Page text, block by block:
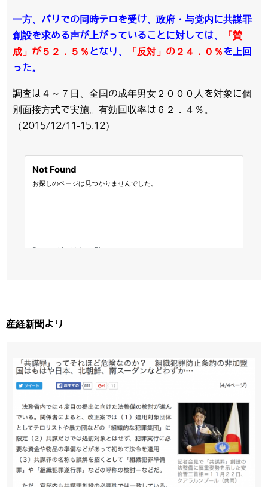
一方、パリでの同時テロを受け、政府・与党内に共謀罪
創設を求める声が上がっていることに対しては、
「賛
成」が５２．５％ となり、 「反対」の２４．０％ を上回
った。
調査は４～７日、全国の成年男女２０００人を対象に個
別面接方式で実施。有効回収率は６２．４％。
（2015/12/11-15:12）
産経新聞より